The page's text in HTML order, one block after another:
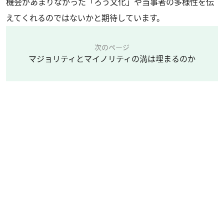
えてくれるのではないかと期待しています。
次のページ
マジョリティとマイノリティの溝は埋まるのか